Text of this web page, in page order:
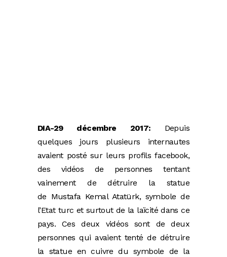
DIA-29 décembre 2017: Depuis
quelques jours plusieurs internautes
avaient posté sur leurs profils facebook,
des vidéos de personnes tentant
vainement de détruire la statue
de Mustafa Kemal Atatürk, symbole de
l’Etat turc et surtout de la laïcité dans ce
pays. Ces deux vidéos sont de deux
personnes qui avaient tenté de détruire
la statue en cuivre du symbole de la